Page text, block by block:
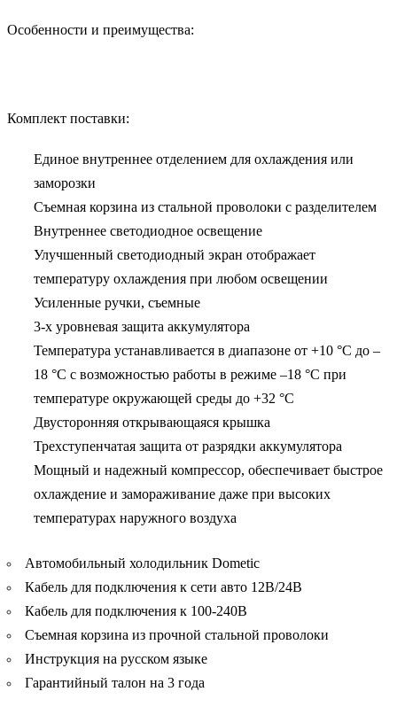
Особенности и преимущества:
Комплект поставки:
Единое внутреннее отделением для охлаждения или
заморозки
Съемная корзина из стальной проволоки с разделителем
Внутреннее светодиодное освещение
Улучшенный светодиодный экран отображает
температуру охлаждения при любом освещении
Усиленные ручки, съемные
3-х уровневая защита аккумулятора
Температура устанавливается в диапазоне от +10 °C до –
18 °C с возможностью работы в режиме –18 °C при
температуре окружающей среды до +32 °C
Двусторонняя открывающаяся крышка
Трехступенчатая защита от разрядки аккумулятора
Мощный и надежный компрессор, обеспечивает быстрое
охлаждение и замораживание даже при высоких
температурах наружного воздуха
Автомобильный холодильник Dometic
Кабель для подключения к сети авто 12В/24В
Кабель для подключения к 100-240В
Съемная корзина из прочной стальной проволоки
Инструкция на русском языке
Гарантийный талон на 3 года